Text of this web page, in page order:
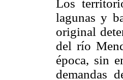
Los
lagunas y
original
del río
época, sin
demandas